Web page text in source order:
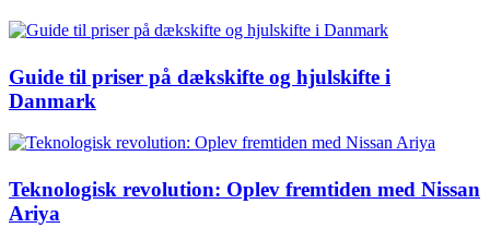
Guide til priser på dækskifte og hjulskifte i
Danmark
Teknologisk revolution: Oplev fremtiden med Nissan
Ariya